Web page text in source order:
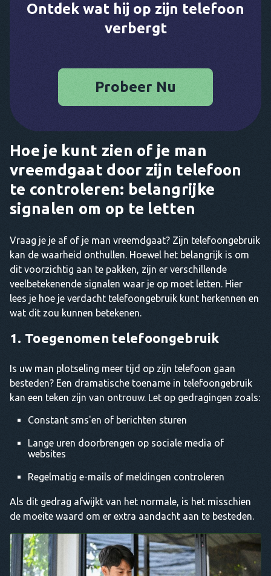
Ontdek wat hij op zijn telefoon
verbergt
Probeer Nu
Hoe je kunt zien of je man
vreemdgaat door zijn telefoon
te controleren: belangrijke
signalen om op te letten
Vraag je je af of je man vreemdgaat? Zijn telefoongebruik
kan de waarheid onthullen. Hoewel het belangrijk is om
dit voorzichtig aan te pakken, zijn er verschillende
veelbetekenende signalen waar je op moet letten. Hier
lees je hoe je verdacht telefoongebruik kunt herkennen en
wat dit zou kunnen betekenen.
1. Toegenomen telefoongebruik
Is uw man plotseling meer tijd op zijn telefoon gaan
besteden? Een dramatische toename in telefoongebruik
kan een teken zijn van ontrouw. Let op gedragingen zoals:
Constant sms'en of berichten sturen
Lange uren doorbrengen op sociale media of
websites
Regelmatig e-mails of meldingen controleren
Als dit gedrag afwijkt van het normale, is het misschien
de moeite waard om er extra aandacht aan te besteden.